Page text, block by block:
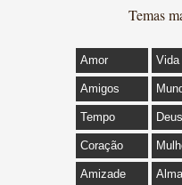
Temas
Amor Vida
Amigos
Tempo Deus
Coração
Amizade